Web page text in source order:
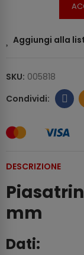
Aggiungi alla
SKU: 005818
DESCRIZIONE
mm
Dati: